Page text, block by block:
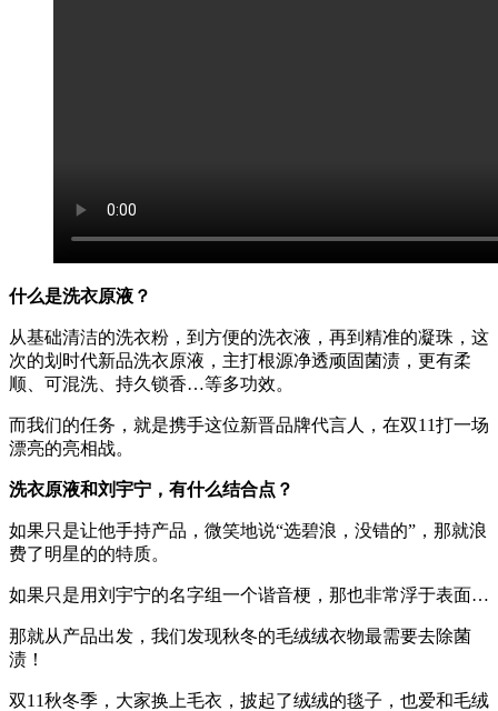
什么是洗衣原液？
从基础清洁的洗衣粉，到方便的洗衣液，再到精准的凝珠，这
次的划时代新品洗衣原液，主打根源净透顽固菌渍，更有柔
顺、可混洗、持久锁香…等多功效。
而我们的任务，就是携手这位新晋品牌代言人，在双11打一场
漂亮的亮相战。
洗衣原液和刘宇宁，有什么结合点？
如果只是让他手持产品，微笑地说“选碧浪，没错的”，那就浪
费了明星的的特质。
如果只是用刘宇宁的名字组一个谐音梗，那也非常浮于表面…
那就从产品出发，我们发现秋冬的毛绒绒衣物最需要去除菌
渍！
双11秋冬季，大家换上毛衣，披起了绒绒的毯子，也爱和毛绒